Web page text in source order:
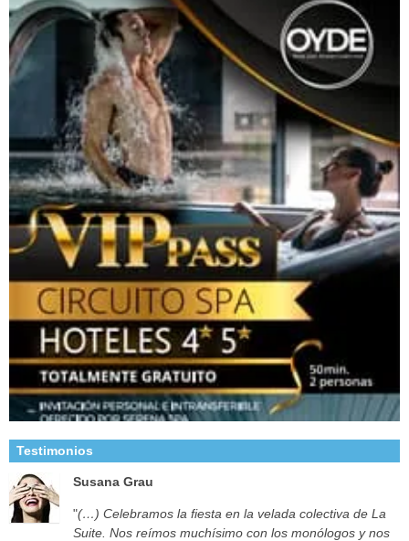
Testimonios
Susana Grau
"(…) Celebramos la fiesta en la velada colectiva de La
Suite. Nos reímos muchísimo con los monólogos y nos